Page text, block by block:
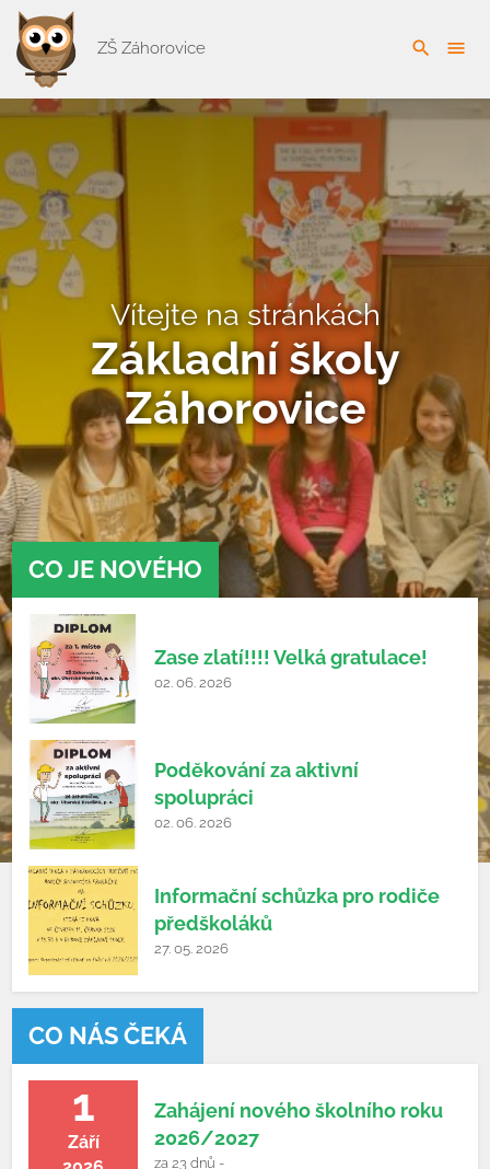
ZŠ Záhorovice search menu
Vítejte na stránkách
Základní školy
Záhorovice
CO JE NOVÉHO
Zase zlatí!!!! Velká gratulace!
02. 06. 2026
Poděkování za aktivní
spolupráci
02. 06. 2026
Informační schůzka pro rodiče
předškoláků
27. 05. 2026
CO NÁS ČEKÁ
1
Září
Zahájení nového školního roku
2026/2027
za 23 dnů -